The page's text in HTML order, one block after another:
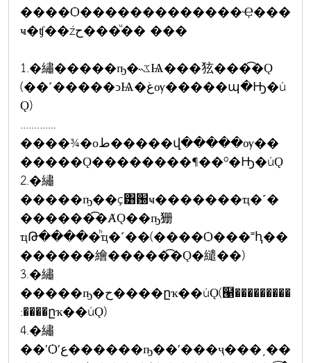
����Ѻ�������������Ҿ���
ҹ�ʧ��źح���ͧ�� ���
1.�繡�����ҧ�˵ػѨ���㹡���͡�Ǫ
(��˹�����ͻѨ�غѹ�����պ�Ԣ�ú
Ǫ)
.............
����¾�оط�����վ�����ѹ��
�����Ǫ��������¶��º�Ԣ�úǪ
2.�繡
�����ҧ��ç͸԰ҹ�������ҵ�˹�
������͡�ȺǪ��ҧ㹪
ҵԹ�����ͪҵ�˹��(����Ѻ���˭ԧ��
������繪�����͡�Ǫ�繾��)
3.�繡
�����ҧ�ح����ըҡ��úǪ(๡���������
:����ըҡ��úǪ)
4.�繡
��ʹѺʹع������ҧ��ʹ���ҷ���͵��